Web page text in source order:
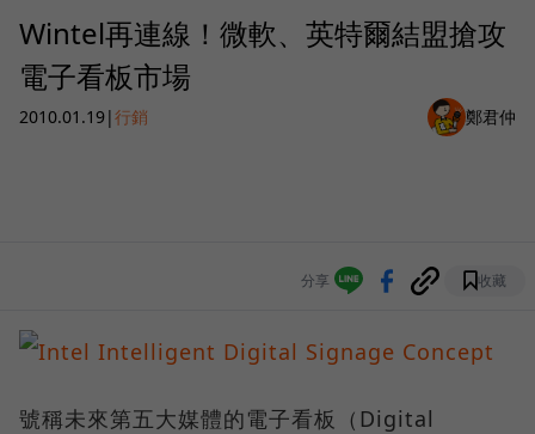
Wintel再連線！微軟、英特爾結盟搶攻
電子看板市場
2010.01.19|行銷 鄭君仲
分享 收藏
號稱未來第五大媒體的電子看板（Digital